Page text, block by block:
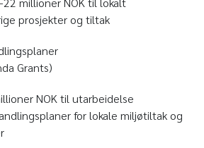
prosjekter og tiltak
Grants)
NOK til utarbeidelse
for lokale miljøtiltak og